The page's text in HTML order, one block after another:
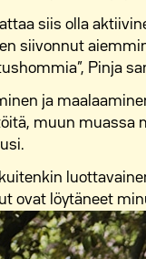
siis olla
siivonnut
Pinja
ja
muun muassa
kuitenkin
ovat löytäneet